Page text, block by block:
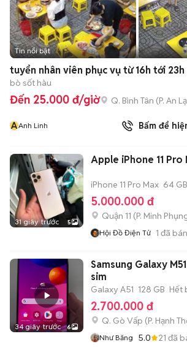
Tin nổi bật
tuyển nhân viên phục vụ từ 16h tới 23h
bò sốt hàu
Đến 25.000 đ/giờ Q. Bình Tân (P. An
AAnh Linh Bấm để
31 giây trước 5
Apple iPhone 11 Pro
iPhone 11 Pro Max 64 GB
5.000.000 đ
Quận 11 (P. Minh
Hội Đồ Điện Tử 1 đã bán
34 giây trước 6
Samsung Galaxy
sim
Galaxy A51 128 GB Hết
2.700.000 đ
Q. Gò Vấp (P. Hạnh
Như Băng 5.0 21 đã